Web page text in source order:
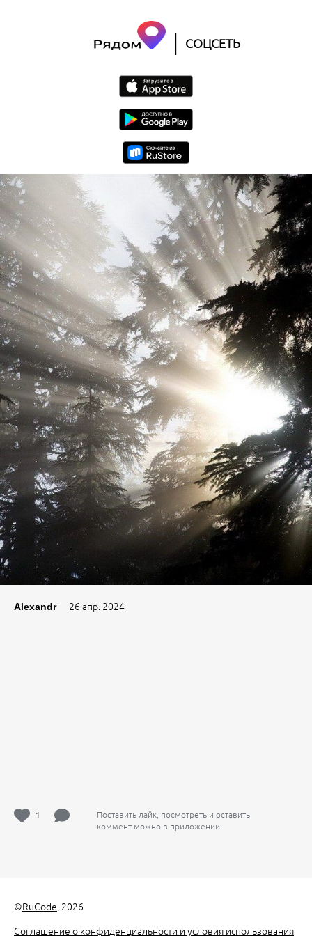
| СОЦСЕТЬ
Alexandr26 апр. 2024
1
Поставить лайк, посмотреть и оставить
коммент можно в приложении
©RuCode , 2026
Соглашение о конфиденциальности и условия использования